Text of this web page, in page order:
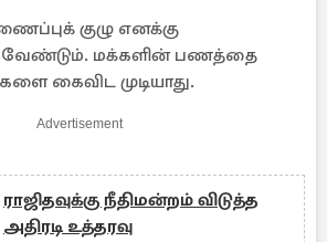
குழு எனக்கு
மக்களின் பணத்தை
கைவிட முடியாது.
Advertisement
ராஜிதவுக்கு நீதிமன்றம் விடுத்த
அதிரடி உத்தரவு